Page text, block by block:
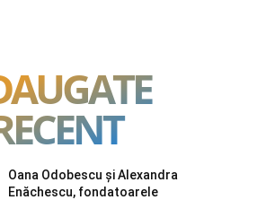
Oana Odobescu și Alexandra
Enăchescu, fondatoarele